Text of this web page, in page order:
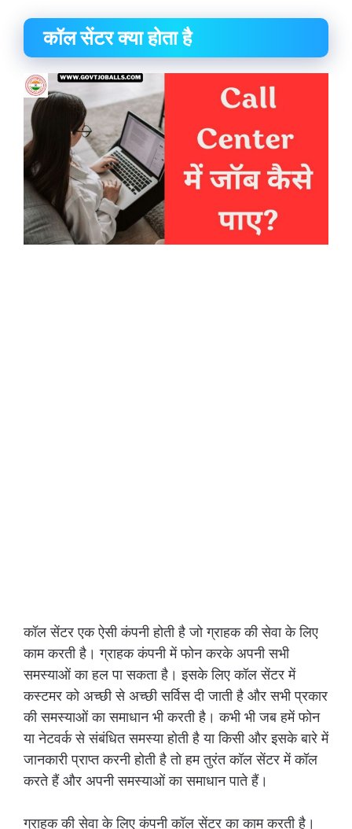
कॉल सेंटर क्या होता है
कॉल सेंटर एक ऐसी कंपनी होती है जो ग्राहक की सेवा के लिए
काम करती है। ग्राहक कंपनी में फोन करके अपनी सभी
समस्याओं का हल पा सकता है। इसके लिए कॉल सेंटर में
कस्टमर को अच्छी से अच्छी सर्विस दी जाती है और सभी प्रकार
की समस्याओं का समाधान भी करती है। कभी भी जब हमें फोन
या नेटवर्क से संबंधित समस्या होती है या किसी और इसके बारे में
जानकारी प्राप्त करनी होती है तो हम तुरंत कॉल सेंटर में कॉल
करते हैं और अपनी समस्याओं का समाधान पाते हैं।
ग्राहक की सेवा के लिए कंपनी कॉल सेंटर का काम करती है।